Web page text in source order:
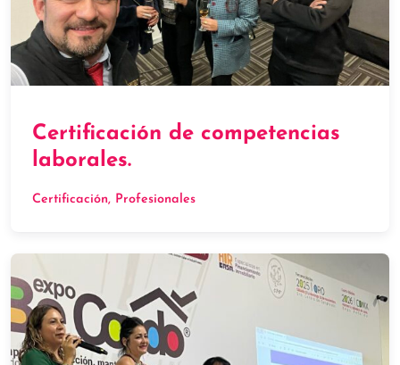
Certificación de competencias
laborales.
Certificación, Profesionales